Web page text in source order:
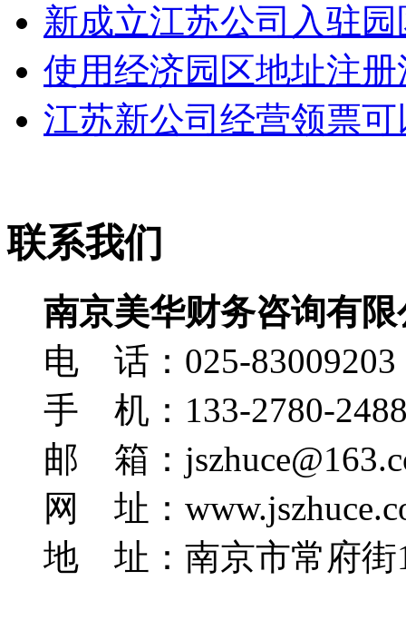
新成立江苏公司入驻
使用经济园区地址注
江苏新公司经营领票
联系我们
南京美华财务咨询有限
电 话：025-83009203
手 机：133-2780-
邮 箱：
网 址：
地 址：南京市常府街